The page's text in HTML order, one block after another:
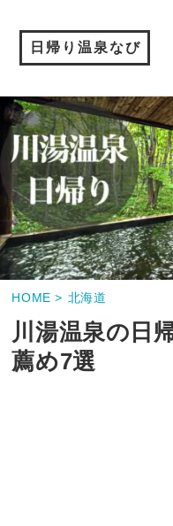
日帰り温泉なび
HOME > 北海道
川湯温泉の日
薦め7選